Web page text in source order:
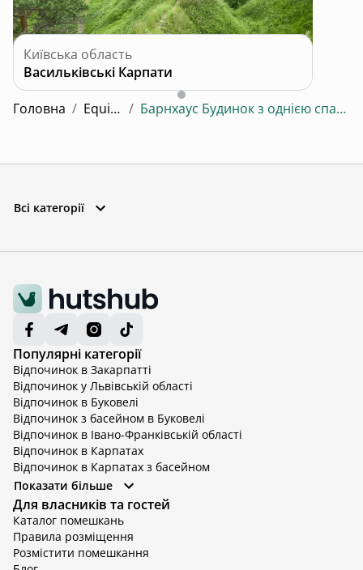
Київська область
Васильківські Карпати
Головна / Equi Lis / Барнхаус Будинок з однією спальнею 3
Всі категорії
Популярні категорії
Відпочинок в Закарпатті
Відпочинок у Львівській області
Відпочинок в Буковелі
Відпочинок з басейном в Буковелі
Відпочинок в Івано-Франківській області
Відпочинок в Карпатах
Відпочинок в Карпатах з басейном
Відпочинок в Київській області
Відпочинок в Київській області з басейном
Відпочинок в Тернопільській області
Відпочинок у Вінницькій області
Відпочинок в Яремче
Відпочинок у Львівській області з басейном
Показати більше
Для власників та гостей
Каталог помешкань
Правила розміщення
Розмістити помешкання